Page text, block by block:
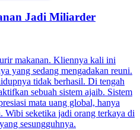
Jadi Miliarder
makanan. Kliennya kali ini
yang sedang mengadakan reuni.
tidak berhasil. Di tengah
sebuah sistem ajaib. Sistem
mata uang global, hanya
Wibi seketika jadi orang terkaya di
sesungguhnya.